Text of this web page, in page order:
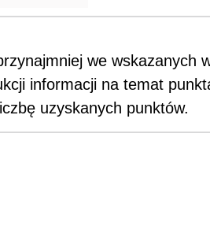
we wskazanych
informacji na temat
uzyskanych punktów.